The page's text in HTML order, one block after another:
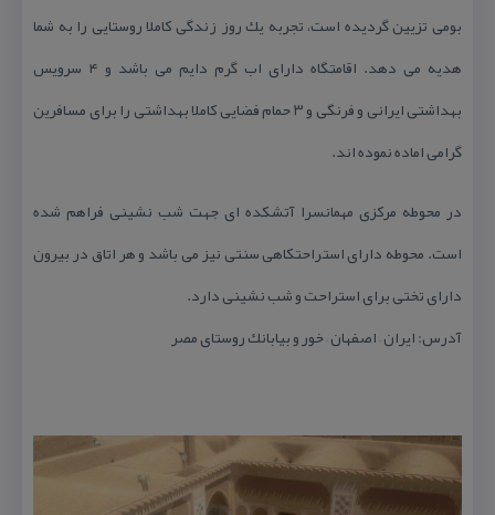
بومی تزیین گردیده است، تجربه یك روز زندگی كاملا روستایی را به شما
هدیه می دهد. اقامتگاه دارای اب گرم دایم می باشد و ۴ سرویس
بهداشتی ایرانی و فرنگی و ۳ حمام فضایی كاملا بهداشتی را برای مسافرین
گرامی اماده نموده اند.
در محوطه مركزی مهمانسرا آتشكده ای جهت شب نشینی فراهم شده
است. محوطه دارای استراحتكاهی سنتی نیز می باشد و هر اتاق در بیرون
دارای تختی برای استراحت و شب نشینی دارد.
آدرس: ایران – اصفهان – خور و بیابانك روستای مصر